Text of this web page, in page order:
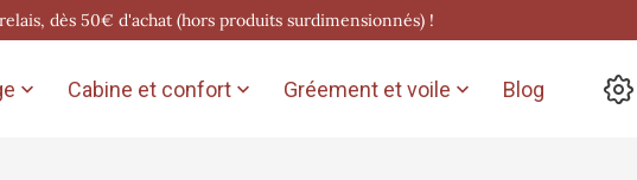
dès 50€ d'achat (hors produits surdimensionnés) !
 Cabine et confort  Gréement et voile  Blog